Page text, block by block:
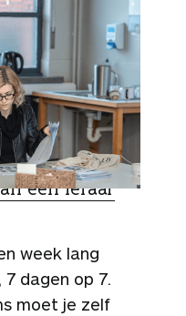
een leraar
week lang
7 dagen op 7.
moet je zelf